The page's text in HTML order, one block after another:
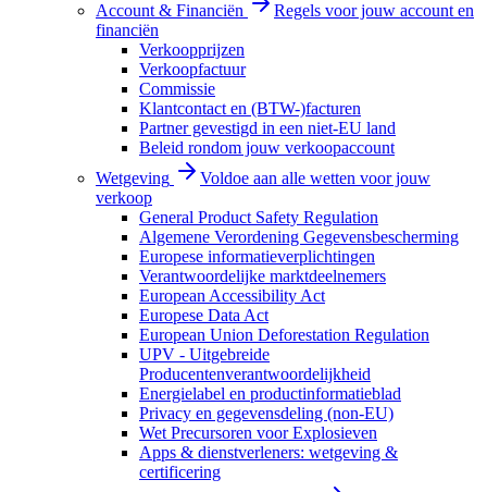
Account & Financiën
Regels voor jouw account en
financiën
Verkoopprijzen
Verkoopfactuur
Commissie
Klantcontact en (BTW-)facturen
Partner gevestigd in een niet-EU land
Beleid rondom jouw verkoopaccount
Wetgeving
Voldoe aan alle wetten voor jouw
verkoop
General Product Safety Regulation
Algemene Verordening Gegevensbescherming
Europese informatieverplichtingen
Verantwoordelijke marktdeelnemers
European Accessibility Act
Europese Data Act
European Union Deforestation Regulation
UPV - Uitgebreide
Producentenverantwoordelijkheid
Energielabel en productinformatieblad
Privacy en gegevensdeling (non-EU)
Wet Precursoren voor Explosieven
Apps & dienstverleners: wetgeving &
certificering